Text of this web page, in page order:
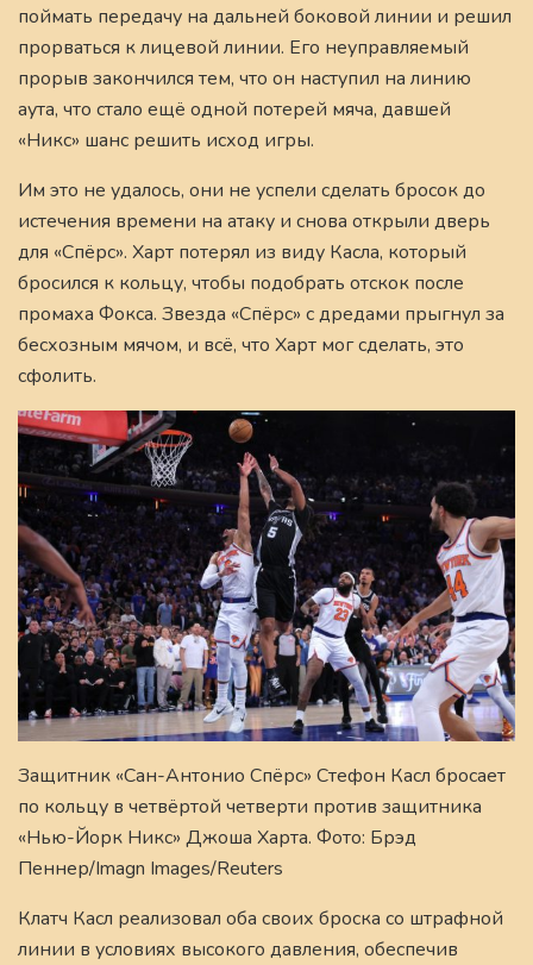
поймать передачу на дальней боковой линии и решил
прорваться к лицевой линии. Его неуправляемый
прорыв закончился тем, что он наступил на линию
аута, что стало ещё одной потерей мяча, давшей
«Никс» шанс решить исход игры.
Им это не удалось, они не успели сделать бросок до
истечения времени на атаку и снова открыли дверь
для «Спёрс». Харт потерял из виду Касла, который
бросился к кольцу, чтобы подобрать отскок после
промаха Фокса. Звезда «Спёрс» с дредами прыгнул за
бесхозным мячом, и всё, что Харт мог сделать, это
сфолить.
Защитник «Сан-Антонио Спёрс» Стефон Касл бросает
по кольцу в четвёртой четверти против защитника
«Нью-Йорк Никс» Джоша Харта. Фото: Брэд
Пеннер/Imagn Images/Reuters
Клатч Касл реализовал оба своих броска со штрафной
линии в условиях высокого давления, обеспечив